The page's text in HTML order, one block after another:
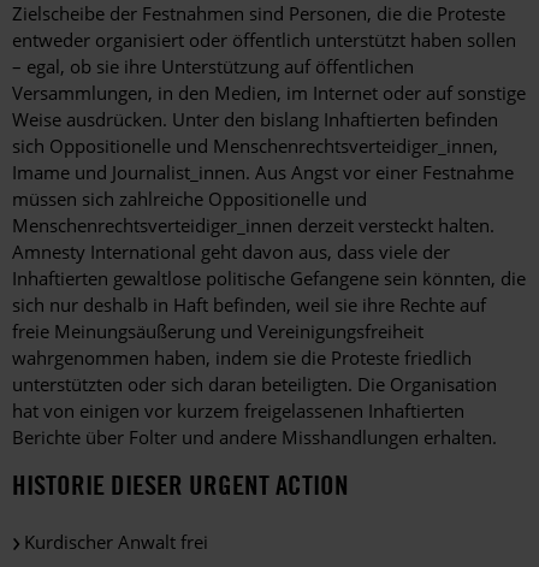
Zielscheibe der Festnahmen sind Personen, die die Proteste
entweder organisiert oder öffentlich unterstützt haben sollen
– egal, ob sie ihre Unterstützung auf öffentlichen
Versammlungen, in den Medien, im Internet oder auf sonstige
Weise ausdrücken. Unter den bislang Inhaftierten befinden
sich Oppositionelle und Menschenrechtsverteidiger_innen,
Imame und Journalist_innen. Aus Angst vor einer Festnahme
müssen sich zahlreiche Oppositionelle und
Menschenrechtsverteidiger_innen derzeit versteckt halten.
Amnesty International geht davon aus, dass viele der
Inhaftierten gewaltlose politische Gefangene sein könnten, die
sich nur deshalb in Haft befinden, weil sie ihre Rechte auf
freie Meinungsäußerung und Vereinigungsfreiheit
wahrgenommen haben, indem sie die Proteste friedlich
unterstützten oder sich daran beteiligten. Die Organisation
hat von einigen vor kurzem freigelassenen Inhaftierten
Berichte über Folter und andere Misshandlungen erhalten.
HISTORIE DIESER URGENT ACTION
Kurdischer Anwalt frei